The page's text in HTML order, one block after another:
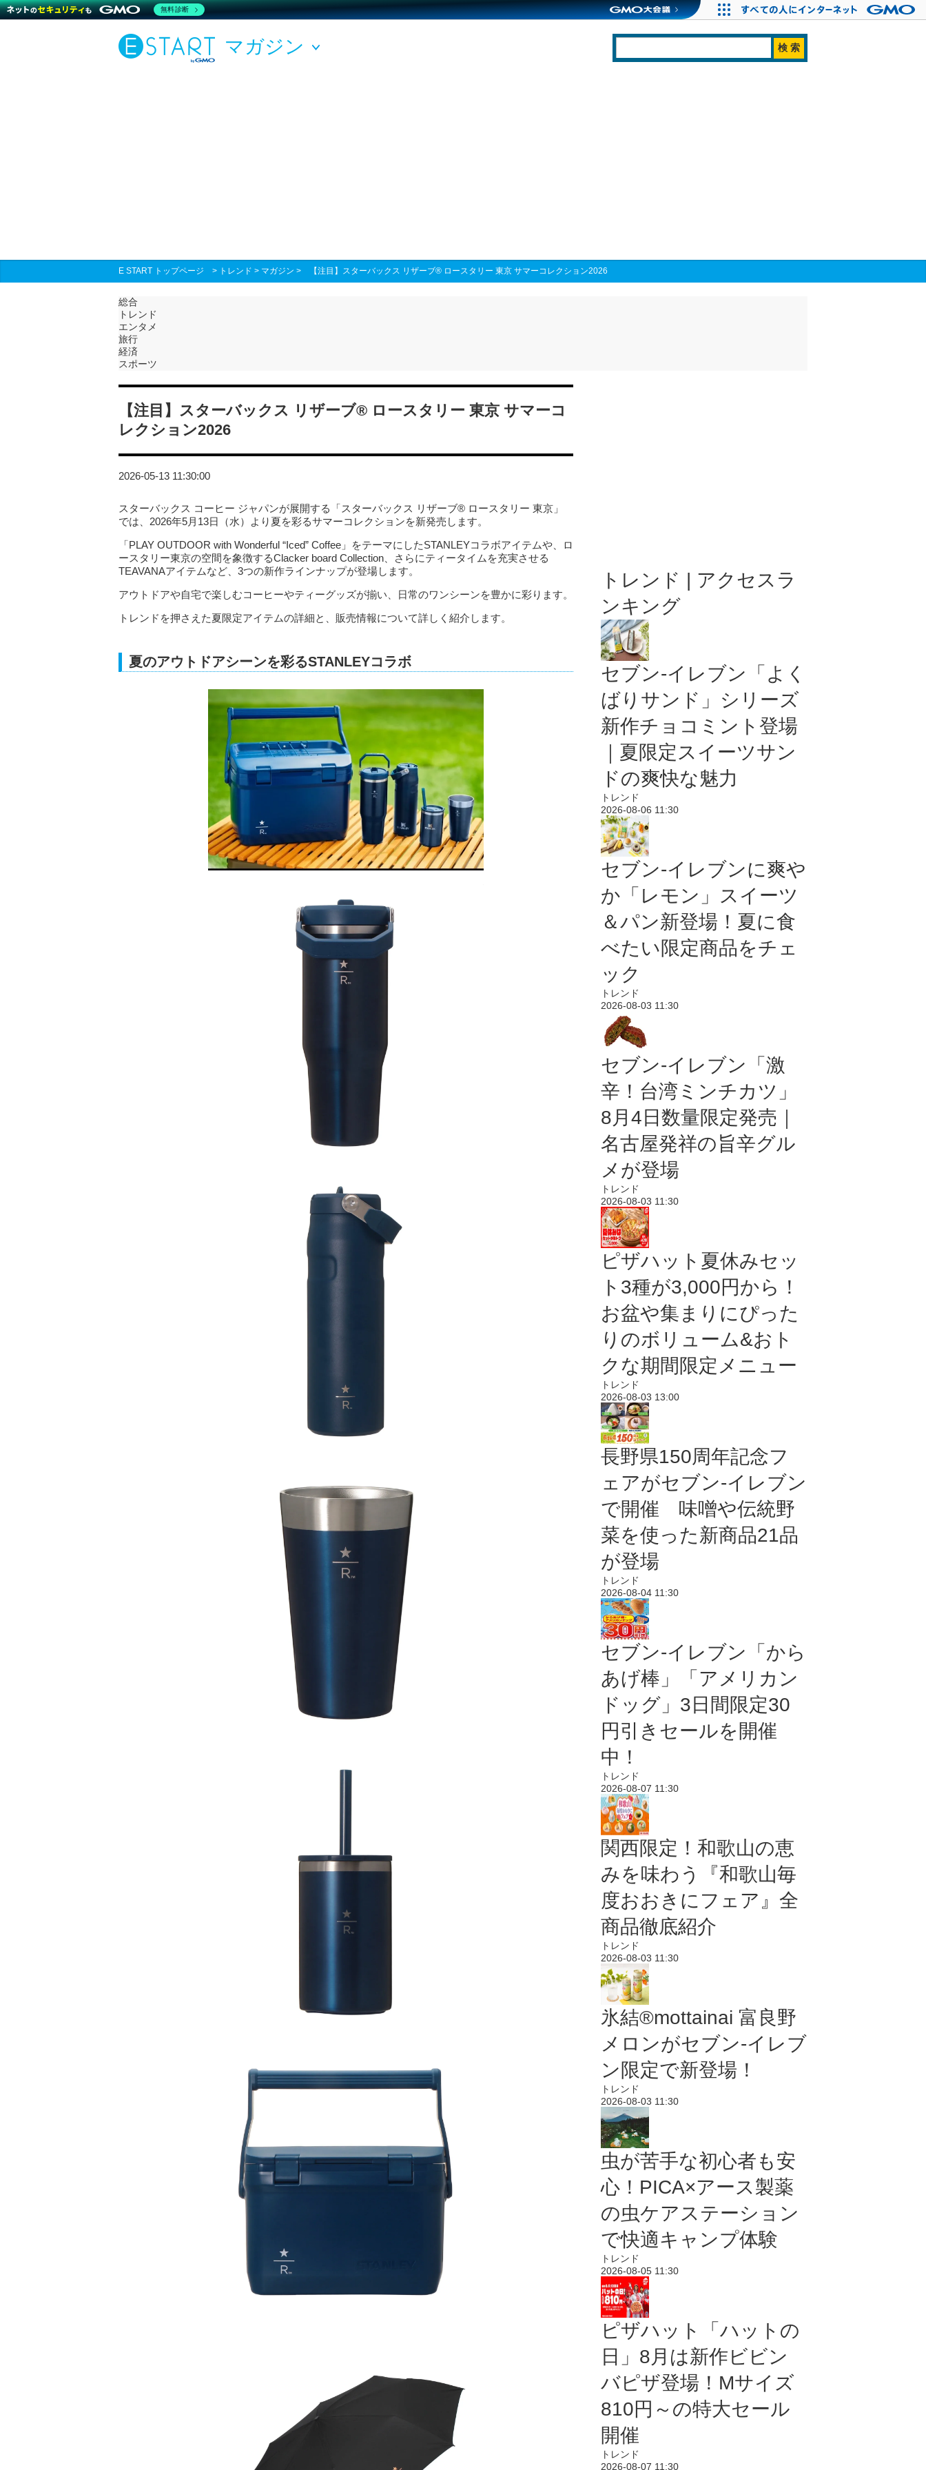
マガジン
E START トップページ > トレンド > マガジン > 【注目】スターバックス リザーブ® ロースタリー 東京 サマーコレクション2026
総合
トレンド
エンタメ
旅行
経済
スポーツ
【注目】スターバックス リザーブ® ロースタリー 東京 サマーコ
レクション2026
2026-05-13 11:30:00
スターバックス コーヒー ジャパンが展開する「スターバックス リザーブ® ロースタリー 東京」
では、2026年5月13日（水）より夏を彩るサマーコレクションを新発売します。
「PLAY OUTDOOR with Wonderful “Iced” Coffee」をテーマにしたSTANLEYコラボアイテムや、ロ
ースタリー東京の空間を象徴するClacker board Collection、さらにティータイムを充実させる
TEAVANAアイテムなど、3つの新作ラインナップが登場します。
アウトドアや自宅で楽しむコーヒーやティーグッズが揃い、日常のワンシーンを豊かに彩ります。
トレンドを押さえた夏限定アイテムの詳細と、販売情報について詳しく紹介します。
夏のアウトドアシーンを彩るSTANLEYコラボ
トレンド | アクセスラ
ンキング
セブン‐イレブン「よく
ばりサンド」シリーズ
新作チョコミント登場
｜夏限定スイーツサン
ドの爽快な魅力
トレンド
2026-08-06 11:30
セブン‐イレブンに爽や
か「レモン」スイーツ
＆パン新登場！夏に食
べたい限定商品をチェ
ック
トレンド
2026-08-03 11:30
セブン-イレブン「激
辛！台湾ミンチカツ」
8月4日数量限定発売｜
名古屋発祥の旨辛グル
メが登場
トレンド
2026-08-03 11:30
ピザハット夏休みセッ
ト3種が3,000円から！
お盆や集まりにぴった
りのボリューム&おト
クな期間限定メニュー
トレンド
2026-08-03 13:00
長野県150周年記念フ
ェアがセブン-イレブン
で開催 味噌や伝統野
菜を使った新商品21品
が登場
トレンド
2026-08-04 11:30
セブン‐イレブン「から
あげ棒」「アメリカン
ドッグ」3日間限定30
円引きセールを開催
中！
トレンド
2026-08-07 11:30
関西限定！和歌山の恵
みを味わう『和歌山毎
度おおきにフェア』全
商品徹底紹介
トレンド
2026-08-03 11:30
氷結®mottainai 富良野
メロンがセブン‐イレブ
ン限定で新登場！
トレンド
2026-08-03 11:30
虫が苦手な初心者も安
心！PICA×アース製薬
の虫ケアステーション
で快適キャンプ体験
トレンド
2026-08-05 11:30
ピザハット「ハットの
日」8月は新作ビビン
バピザ登場！Mサイズ
810円～の特大セール
開催
トレンド
2026-08-07 11:30
無料診断